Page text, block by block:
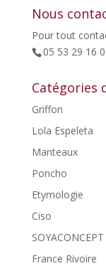
Nous
Pour tout
05 53 29 16
Catégories
Griffon
Lola Espeleta
Manteaux
Poncho
Etymologie
Ciso
SOYACONCEPT
France Rivoire